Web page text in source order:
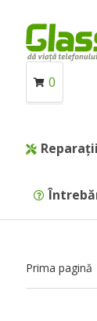
0
Prima pagină